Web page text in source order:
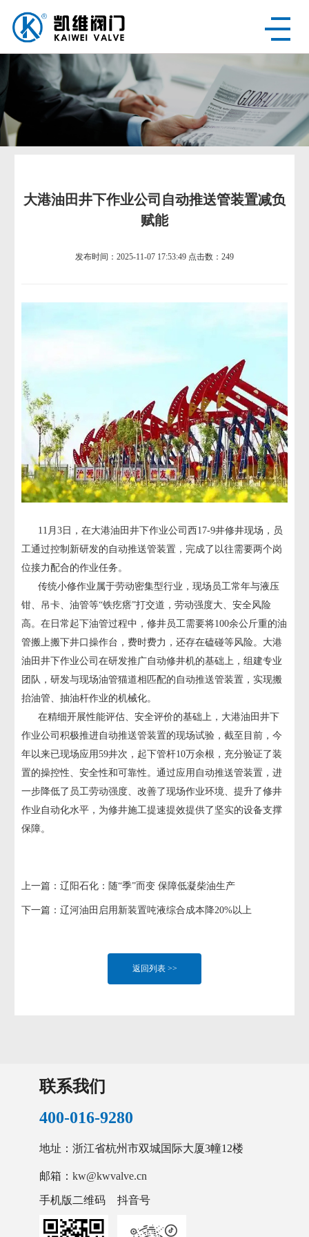
大港油田井下作业公司自动推送管装置减负
赋能
发布时间：2025-11-07 17:53:49 点击数： 249
11月3日，在大港油田井下作业公司西17-9井修井现场，员
工通过控制新研发的自动推送管装置，完成了以往需要两个岗
位接力配合的作业任务。
传统小修作业属于劳动密集型行业，现场员工常年与液压
钳、吊卡、油管等“铁疙瘩”打交道，劳动强度大、安全风险
高。在日常起下油管过程中，修井员工需要将100余公斤重的油
管搬上搬下井口操作台，费时费力，还存在磕碰等风险。大港
油田井下作业公司在研发推广自动修井机的基础上，组建专业
团队，研发与现场油管猫道相匹配的自动推送管装置，实现搬
抬油管、抽油杆作业的机械化。
在精细开展性能评估、安全评价的基础上，大港油田井下
作业公司积极推进自动推送管装置的现场试验，截至目前，今
年以来已现场应用59井次，起下管杆10万余根，充分验证了装
置的操控性、安全性和可靠性。通过应用自动推送管装置，进
一步降低了员工劳动强度、改善了现场作业环境、提升了修井
作业自动化水平，为修井施工提速提效提供了坚实的设备支撑
保障。
上一篇： 辽阳石化：随“季”而变 保障低凝柴油生产
下一篇： 辽河油田启用新装置吨液综合成本降20%以上
返回列表 >>
联系我们
400-016-9280
地址：浙江省杭州市双城国际大厦3幢12楼
邮箱： kw@kwvalve.cn
手机版二维码 抖音号